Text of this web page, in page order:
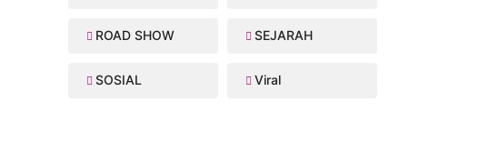
ROAD SHOW SEJARAH
SOSIAL Viral